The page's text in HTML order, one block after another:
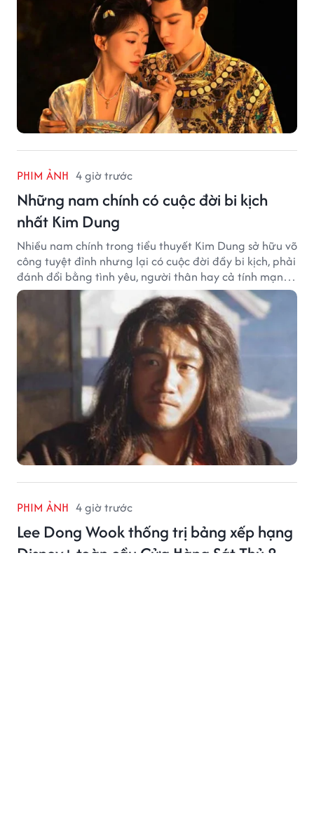
PHIM ẢNH 4 giờ trước
Những nam chính có cuộc đời bi kịch
nhất Kim Dung
Nhiều nam chính trong tiểu thuyết Kim Dung sở hữu võ
công tuyệt đỉnh nhưng lại có cuộc đời đầy bi kịch, phải
đánh đổi bằng tình yêu, người thân hay cả tính mạng,
khiến độc giả không khỏi tiếc nuối.
PHIM ẢNH 4 giờ trước
Lee Dong Wook thống trị bảng xếp hạng
Disney+ toàn cầu Cửa Hàng Sát Thủ 2